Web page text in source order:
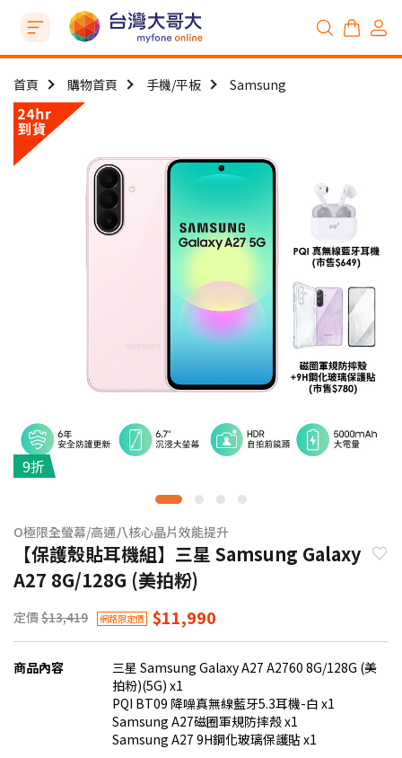
首頁 購物首頁 手機/平板 Samsung
9折
O極限全螢幕/高通八核心晶片效能提升
【保護殼貼耳機組】三星 Samsung Galaxy
A27 8G/128G (美拍粉)
定價 $13,419 網路限定價 $11,990
商品內容
三星 Samsung Galaxy A27 A2760 8G/128G (美
拍粉)(5G) x1
PQI BT09 降噪真無線藍牙5.3耳機-白 x1
Samsung A27磁圈軍規防摔殼 x1
Samsung A27 9H鋼化玻璃保護貼 x1